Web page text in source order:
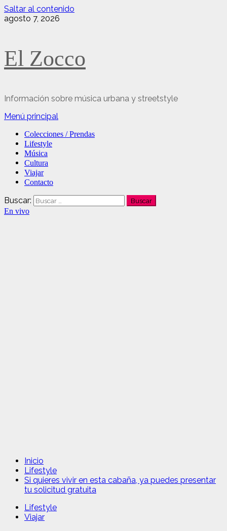
Saltar al contenido
agosto 7, 2026
El Zocco
Información sobre música urbana y streetstyle
Menú principal
Colecciones / Prendas
Lifestyle
Música
Cultura
Viajar
Contacto
Buscar:
En vivo
Inicio
Lifestyle
Si quieres vivir en esta cabaña, ya puedes presentar
tu solicitud gratuita
Lifestyle
Viajar